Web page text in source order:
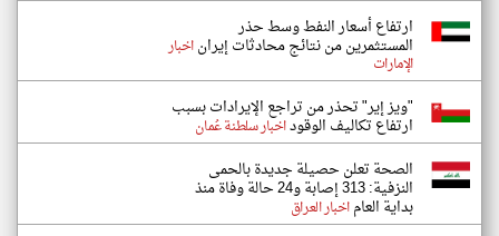
ارتفاع أسعار النفط وسط حذر
المستثمرين من نتائج محادثات إيراناخبار
الإمارات
"ويز إير" تحذر من تراجع الإيرادات بسبب
ارتفاع تكاليف الوقوداخبار سلطنة عُمان
الصحة تعلن حصيلة جديدة بالحمى
النزفية: 313 إصابة و24 حالة وفاة منذ
بداية العاماخبار العراق